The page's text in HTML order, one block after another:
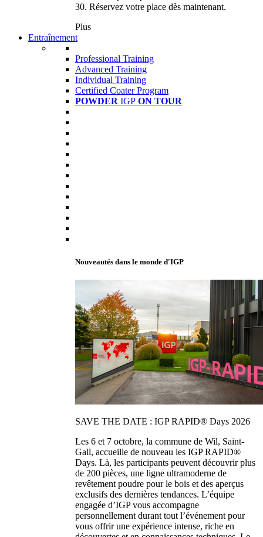
30. Réservez votre place dès maintenant.
Plus
Entraînement
Professional Training
Advanced Training
Individual Training
Certified Coater Program
POWDER IGP ON TOUR
Nouveautés dans le monde d'IGP
SAVE THE DATE : IGP RAPID® Days 2026
Les 6 et 7 octobre, la commune de Wil, Saint-
Gall, accueille de nouveau les IGP RAPID®
Days. Là, les participants peuvent découvrir plus
de 200 pièces, une ligne ultramoderne de
revêtement poudre pour le bois et des aperçus
exclusifs des dernières tendances. L’équipe
engagée d’IGP vous accompagne
personnellement durant tout l’événement pour
vous offrir une expérience intense, riche en